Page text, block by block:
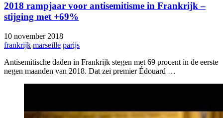
2018 rampjaar voor antisemitisme in Frankrijk –
stijging met +69%
10 november 2018
frankrijk marseille parijs
Antisemitische daden in Frankrijk stegen met 69 procent in de eerste
negen maanden van 2018. Dat zei premier Édouard …